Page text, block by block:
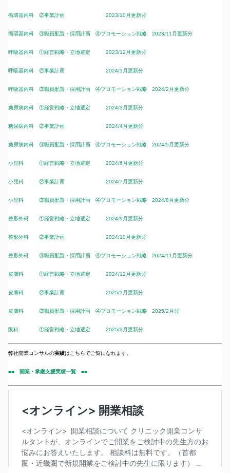
循環器内科 ②事業計画 2023/10月更新分
循環器内科 ③職員配置・採用計画 ④プロモーション戦略 2023/11月更新分
呼吸器内科 ①経営戦略・立地選定 2023/12月更新分
呼吸器内科 ②事業計画 2024/1月更新分
呼吸器内科 ③職員配置・採用計画 ④プロモーション戦略 2024/2月更新分
糖尿病内科 ①経営戦略・立地選定 2024/3月更新分
糖尿病内科 ②事業計画 2024/4月更新分
糖尿病内科 ③職員配置・採用計画 ④プロモーション戦略 2024/5月更新分
小児科 ①経営戦略・立地選定 2024/6月更新分
小児科 ②事業計画 2024/7月更新分
小児科 ③職員配置・採用計画 ④プロモーション戦略 2024/8月更新分
整形外科 ①経営戦略・立地選定 2024/9月更新分
整形外科 ②事業計画 2024/10月更新分
整形外科 ③職員配置・採用計画 ④プロモーション戦略 2024/11月更新分
皮膚科 ①経営戦略・立地選定 2024/12月更新分
皮膚科 ②事業計画 2025/1月更新分
皮膚科 ③職員配置・採用計画 ④プロモーション戦略 2025/2月分
眼科 ①経営戦略・立地選定 2025/3月更新分
弊社開業コンサルの実績はこちらでご覧になれます。
■■ 開業・承継支援実績一覧 ■■